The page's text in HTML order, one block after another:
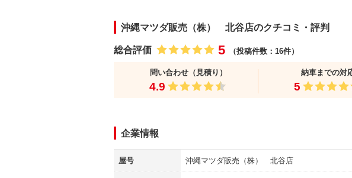
沖縄マツダ販売（株） 北谷店のクチコミ・評判
総合評価 5 （投稿件数：16件）
問い合わせ（見積り）
4.9
納車までの対
5
企業情報
屋号 沖縄マツダ販売（株） 北谷店